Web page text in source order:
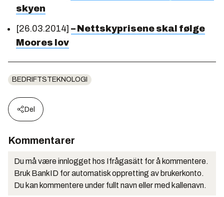
skyen
[26.03.2014] – Nettskyprisene skal følge
Moores lov
BEDRIFTSTEKNOLOGI
Del
Kommentarer
Du må være innlogget hos Ifrågasätt for å kommentere.
Bruk BankID for automatisk oppretting av brukerkonto.
Du kan kommentere under fullt navn eller med kallenavn.